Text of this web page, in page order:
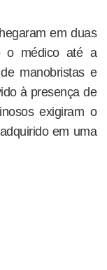
em duas
o médico até a
manobristas e
à presença de
exigiram o
em uma